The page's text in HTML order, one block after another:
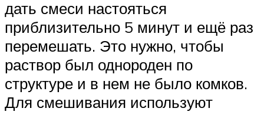
дать смеси настояться
приблизительно 5 минут и ещё раз
перемешать. Это нужно, чтобы
раствор был однороден по
структуре и в нем не было комков.
Для смешивания используют